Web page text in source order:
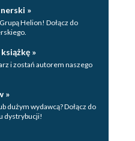
»
Helion! Dołącz do
»
i zostań autorem naszego
»
dużym wydawcą? Dołącz do
dystrybucji!